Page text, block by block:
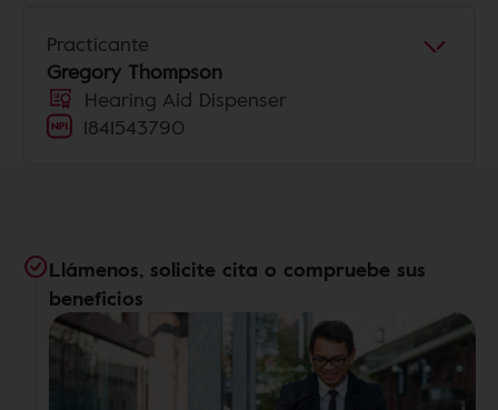
Practicante
Gregory Thompson
Hearing Aid Dispenser
1841543790
Llámenos, solicite cita o compruebe sus
beneficios